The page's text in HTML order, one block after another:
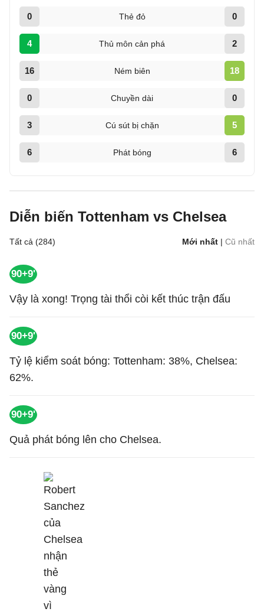
0 Thẻ đỏ 0
4 Thủ môn cản phá 2
16 Ném biên 18
0 Chuyền dài 0
3 Cú sút bị chặn 5
6 Phát bóng 6
Diễn biến Tottenham vs Chelsea
Tất cả (284) Mới nhất | Cũ nhất
90+9'
Vậy là xong! Trọng tài thổi còi kết thúc trận đấu
90+9'
Tỷ lệ kiểm soát bóng: Tottenham: 38%, Chelsea:
62%.
90+9'
Quả phát bóng lên cho Chelsea.